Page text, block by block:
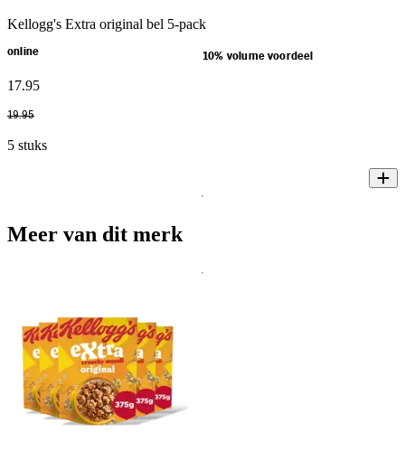
Kellogg's Extra original bel 5-pack
online 10% volume voordeel
17.95
19.95
5 stuks
Meer van dit merk